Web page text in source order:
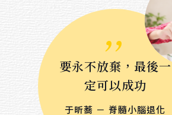
,,
要永不放棄，最後一
定可以成功
于昕蕎 － 脊髓小腦退化